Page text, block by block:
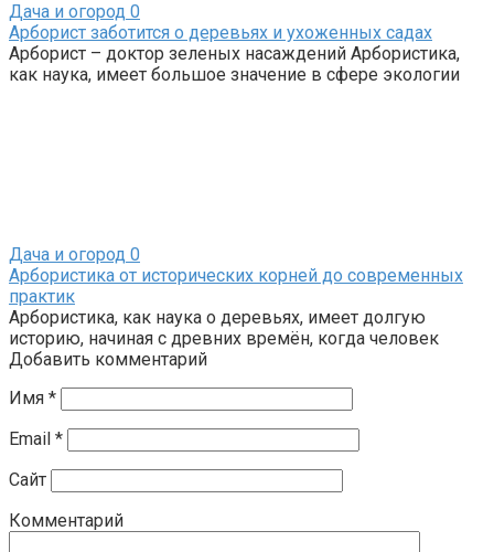
Дача и огород 0
Арборист заботится о деревьях и ухоженных садах
Арборист – доктор зеленых насаждений Арбористика,
как наука, имеет большое значение в сфере экологии
Дача и огород 0
Арбористика от исторических корней до современных
практик
Арбористика, как наука о деревьях, имеет долгую
историю, начиная с древних времён, когда человек
Добавить комментарий
Имя *
Email *
Сайт
Комментарий